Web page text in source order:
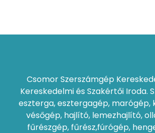
Csomor Szerszámgép
Kereskedelmi és Szakértői Iroda.
eszterga, esztergagép, marógép,
vésőgép, hajlító, lemezhajlító,
fűrészgép, fűrész,fúrógép,